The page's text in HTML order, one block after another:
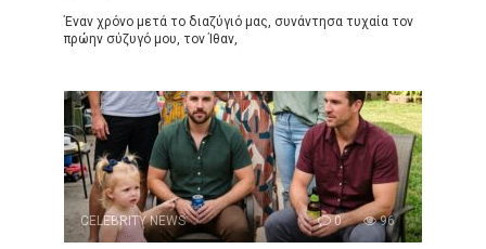
Έναν χρόνο μετά το διαζύγιό μας, συνάντησα τυχαία τον
πρώην σύζυγό μου, τον Ίθαν,
CELEBRITY NEWS 0 96